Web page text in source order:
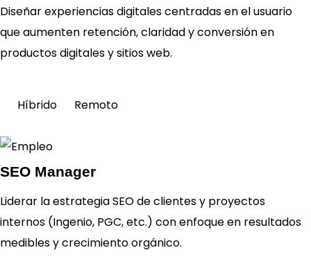
Diseñar experiencias digitales centradas en el usuario
que aumenten retención, claridad y conversión en
productos digitales y sitios web.
Ver
requisitos
Híbrido Remoto
SEO Manager
Liderar la estrategia SEO de clientes y proyectos
internos (Ingenio, PGC, etc.) con enfoque en resultados
medibles y crecimiento orgánico.
Ver
requisitos